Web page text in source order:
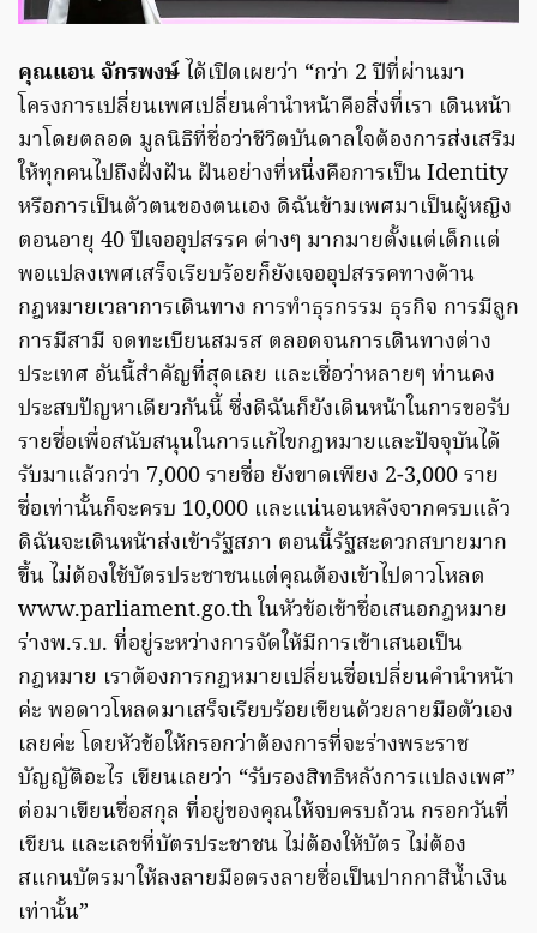
คุณแอน จักรพงษ์ ได้เปิดเผยว่า “กว่า 2 ปีที่ผ่านมา
โครงการเปลี่ยนเพศเปลี่ยนคำนำหน้าคือสิ่งที่เรา เดินหน้า
มาโดยตลอด มูลนิธิที่ชื่อว่าชีวิตบันดาลใจต้องการส่งเสริม
ให้ทุกคนไปถึงฝั่งฝัน ฝันอย่างที่หนึ่งคือการเป็น Identity
หรือการเป็นตัวตนของตนเอง ดิฉันข้ามเพศมาเป็นผู้หญิง
ตอนอายุ 40 ปีเจออุปสรรค ต่างๆ มากมายตั้งแต่เด็กแต่
พอแปลงเพศเสร็จเรียบร้อยก็ยังเจออุปสรรคทางด้าน
กฎหมายเวลาการเดินทาง การทำธุรกรรม ธุรกิจ การมีลูก
การมีสามี จดทะเบียนสมรส ตลอดจนการเดินทางต่าง
ประเทศ อันนี้สำคัญที่สุดเลย และเชื่อว่าหลายๆ ท่านคง
ประสบปัญหาเดียวกันนี้ ซึ่งดิฉันก็ยังเดินหน้าในการขอรับ
รายชื่อเพื่อสนับสนุนในการแก้ไขกฎหมายและปัจจุบันได้
รับมาแล้วกว่า 7,000 รายชื่อ ยังขาดเพียง 2-3,000 ราย
ชื่อเท่านั้นก็จะครบ 10,000 และแน่นอนหลังจากครบแล้ว
ดิฉันจะเดินหน้าส่งเข้ารัฐสภา ตอนนี้รัฐสะดวกสบายมาก
ขึ้น ไม่ต้องใช้บัตรประชาชนแต่คุณต้องเข้าไปดาวโหลด
www.parliament.go.th ในหัวข้อเข้าชื่อเสนอกฎหมาย
ร่างพ.ร.บ. ที่อยู่ระหว่างการจัดให้มีการเข้าเสนอเป็น
กฎหมาย เราต้องการกฎหมายเปลี่ยนชื่อเปลี่ยนคำนำหน้า
ค่ะ พอดาวโหลดมาเสร็จเรียบร้อยเขียนด้วยลายมือตัวเอง
เลยค่ะ โดยหัวข้อให้กรอกว่าต้องการที่จะร่างพระราช
บัญญัติอะไร เขียนเลยว่า “รับรองสิทธิหลังการแปลงเพศ”
ต่อมาเขียนชื่อสกุล ที่อยู่ของคุณให้จบครบถ้วน กรอกวันที่
เขียน และเลขที่บัตรประชาชน ไม่ต้องให้บัตร ไม่ต้อง
สแกนบัตรมาให้ลงลายมือตรงลายชื่อเป็นปากกาสีน้ำเงิน
เท่านั้น”